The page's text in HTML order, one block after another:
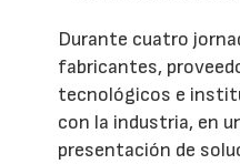
Durante cuatro
fabricantes,
tecnológicos e
con la industria, en
presentación de